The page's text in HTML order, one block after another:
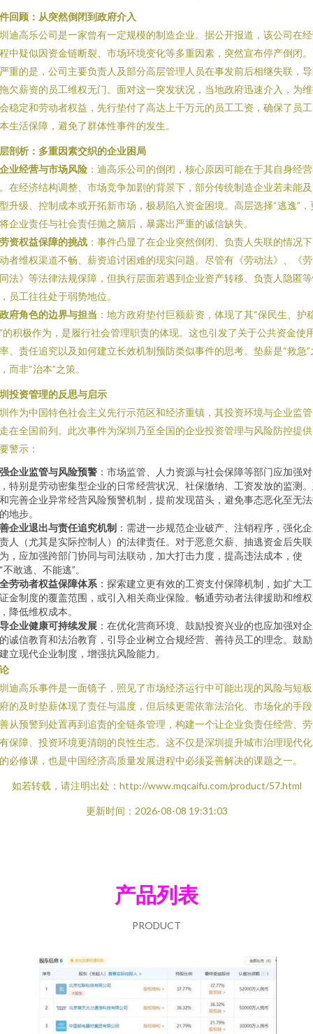
回顾：从突然倒闭到政府介入
迪高乐公司是一家曾有一定规模的制造企业。据公开报道，该公司在
中疑似因资金链断裂、市场环境变化等多重因素，突然宣布停产倒闭
重的是，公司主要负责人及部分高层管理人员在事发前后相继失联，
欠薪资的员工维权无门。面对这一突发状况，当地政府迅速介入，为
稳定和劳动者权益，先行垫付了高达上千万元的员工工资，确保了员
生活保障，避免了群体性事件的发生。
剖析：多重因素交织的企业困局
企业经营与市场风险 ：迪高乐公司的倒闭，核心原因可能在于其自身经
在经济结构调整、市场竞争加剧的背景下，部分传统制造企业若未能
升级、控制成本或开拓新市场，极易陷入资金困境。高层选择“逃逸”，
企业责任与社会责任抛之脑后，暴露出严重的诚信缺失。
劳资权益保障的挑战 ：事件凸显了在企业突然倒闭、负责人失联的情况
者维权渠道不畅、薪资追讨困难的现实问题。尽管有《劳动法》、《
法》等法律法规保障，但执行层面若遇到企业资产转移、负责人隐匿
员工往往处于弱势地位。
政府角色的边界与担当 ：地方政府垫付巨额薪资，体现了其“保民生、护
的积极作为，是履行社会管理职责的体现。这也引发了关于公共资金使
、责任追究以及如何建立长效机制预防类似事件的思考。垫薪是“救急”
而非“治本”之策。
投资管理的反思与启示
作为中国特色社会主义先行示范区和经济重镇，其投资环境与企业监
在全国前列。此次事件为深圳乃至全国的企业投资管理与风险防控提
警示：
企业监管与风险预警 ：市场监管、人力资源与社会保障等部门应加强
特别是劳动密集型企业的日常经营状况、社保缴纳、工资发放的监测
完善企业异常经营风险预警机制，提前发现苗头，避免事态恶化至无
地步。
企业退出与责任追究机制 ：需进一步规范企业破产、注销程序，强化
人（尤其是实际控制人）的法律责任。对于恶意欠薪、抽逃资金后失
，应加强跨部门协同与司法联动，加大打击力度，提高违法成本，使
不敢逃、不能逃”。
劳动者权益保障体系 ：探索建立更有效的工资支付保障机制，如扩大
金制度的覆盖范围，或引入相关商业保险。畅通劳动者法律援助和维
降低维权成本。
企业健康可持续发展 ：在优化营商环境、鼓励投资兴业的也应加强对
诚信教育和法治教育，引导企业树立合规经营、善待员工的理念。鼓
立现代企业制度，增强抗风险能力。
迪高乐事件是一面镜子，照见了市场经济运行中可能出现的风险与短
的及时垫薪体现了责任与温度，但后续更需依靠法治化、市场化的手
从预警到处置再到追责的全链条管理，构建一个让企业负责任经营、
保障、投资环境更清朗的良性生态。这不仅是深圳提升城市治理现代
必修课，也是中国经济高质量发展进程中必须妥善解决的课题之一。
如若转载，请注明出处：http://www.mqcaifu.com/product/57.html
更新时间：2026-08-08 19:31:03
产品列表
PRODUCT